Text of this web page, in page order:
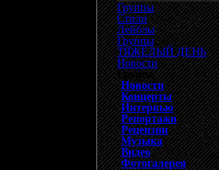
Группы
Стили
Лейблы
Группы»
ТЯЖЁЛЫЙ ДЕНЬ»
Новости
Группа
Новости
Концерты
Интервью
Репортажи
Рецензии
Музыка
Видео
Фотогалерея